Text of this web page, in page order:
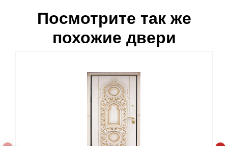
Посмотрите так же
похожие двери